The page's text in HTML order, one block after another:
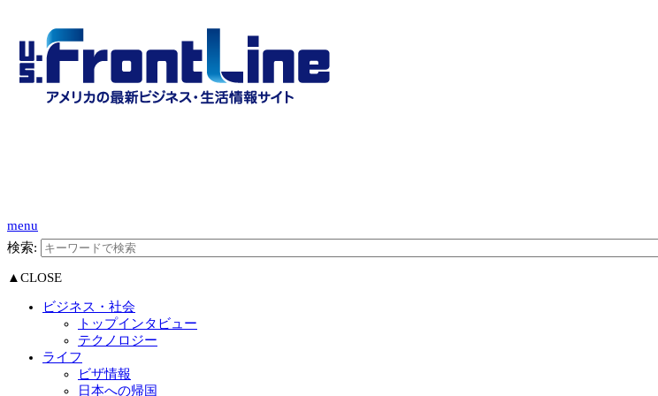
menu
検索:
▲CLOSE
ビジネス・社会
トップインタビュー
テクノロジー
ライフ
ビザ情報
日本への帰国